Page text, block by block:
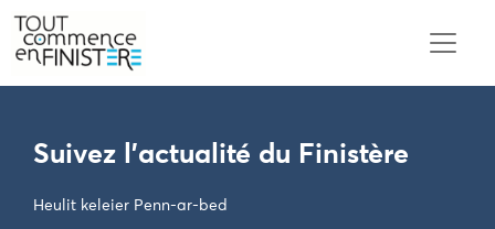
PARAMÈTRES DES COOKIES
Suivez l'actualité du Finistère
Heulit keleier Penn-ar-bed